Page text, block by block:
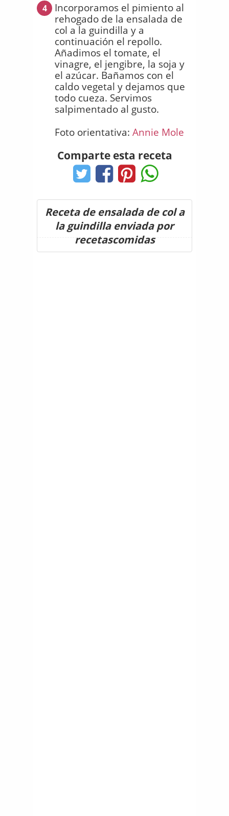
4
Incorporamos el pimiento al
rehogado de la ensalada de
col a la guindilla y a
continuación el repollo.
Añadimos el tomate, el
vinagre, el jengibre, la soja y
el azúcar. Bañamos con el
caldo vegetal y dejamos que
todo cueza. Servimos
salpimentado al gusto.
Foto orientativa: Annie Mole
Comparte esta receta
Receta de ensalada de col a
la guindilla enviada por
recetascomidas